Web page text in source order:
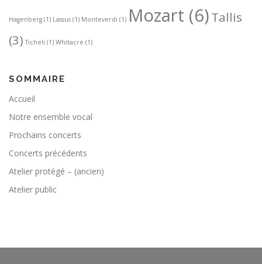
Hagenberg (1) Lassus (1) Monteverdi (1) Mozart (6)Tallis
(3) Ticheli (1) Whitacre (1)
SOMMAIRE
Accueil
Notre ensemble vocal
Prochains concerts
Concerts précédents
Atelier protégé – (ancien)
Atelier public